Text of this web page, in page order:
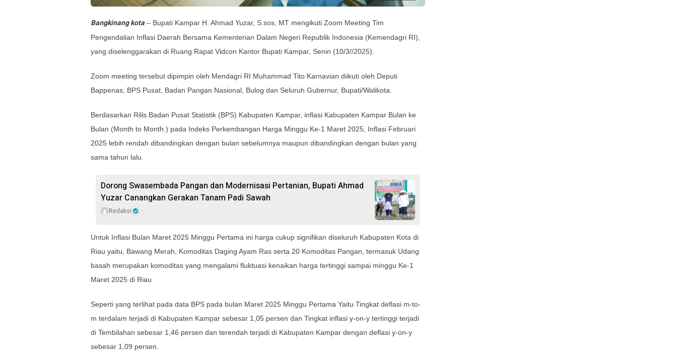
Bangkinang kota – Bupati Kampar H. Ahmad Yuzar, S.sos, MT mengikuti Zoom Meeting Tim
Pengendalian Inflasi Daerah Bersama Kementerian Dalam Negeri Republik Indonesia (Kemendagri RI),
yang diselenggarakan di Ruang Rapat Vidcon Kantor Bupati Kampar, Senin (10/3//2025).
Zoom meeting tersebut dipimpin oleh Mendagri RI Muhammad Tito Karnavian diikuti oleh Deputi
Bappenas, BPS Pusat, Badan Pangan Nasional, Bulog dan Seluruh Gubernur, Bupati/Walikota.
Berdasarkan Rilis Badan Pusat Statistik (BPS) Kabupaten Kampar, inflasi Kabupaten Kampar Bulan ke
Bulan (Month to Month ) pada Indeks Perkembangan Harga Minggu Ke-1 Maret 2025, Inflasi Februari
2025 lebih rendah dibandingkan dengan bulan sebelumnya maupun dibandingkan dengan bulan yang
sama tahun lalu.
Dorong Swasembada Pangan dan Modernisasi Pertanian, Bupati Ahmad
Yuzar Canangkan Gerakan Tanam Padi Sawah
Redaksi
Untuk Inflasi Bulan Maret 2025 Minggu Pertama ini harga cukup signifikan diseluruh Kabupaten Kota di
Riau yaitu, Bawang Merah, Komoditas Daging Ayam Ras serta 20 Komoditas Pangan, termasuk Udang
basah merupakan komoditas yang mengalami fluktuasi kenaikan harga tertinggi sampai minggu Ke-1
Maret 2025 di Riau
Seperti yang terlihat pada data BPS pada bulan Maret 2025 Minggu Pertama Yaitu Tingkat deflasi m-to-
m terdalam terjadi di Kabupaten Kampar sebesar 1,05 persen dan Tingkat inflasi y-on-y tertinggi terjadi
di Tembilahan sebesar 1,46 persen dan terendah terjadi di Kabupaten Kampar dengan deflasi y-on-y
sebesar 1,09 persen.